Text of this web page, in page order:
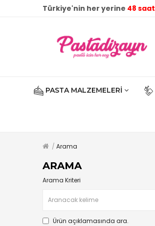
Türkiye'nin her yerine 48 saat
PASTA MALZEMELERI
Arama
ARAMA
Arama Kriteri
Ürün açıklamasında ara.